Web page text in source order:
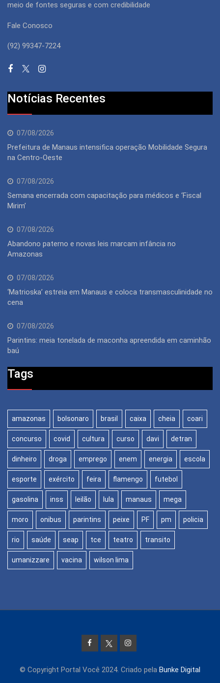
meio de fontes seguras e com credibilidade
Fale Conosco
(92) 99347-7224
Notícias Recentes
07/08/2026
Prefeitura de Manaus intensifica operação Mobilidade Segura
na Centro-Oeste
07/08/2026
Semana encerrada com capacitação para médicos e ‘Fiscal
Mirim’
07/08/2026
Abandono paterno e novas leis marcam infância no
Amazonas
07/08/2026
‘Matrioska’ estreia em Manaus e coloca transmasculinidade no
cena
07/08/2026
Parintins: meia tonelada de maconha apreendida em caminhão
baú
Tags
amazonas bolsonaro brasil caixa cheia coari
concurso covid cultura curso davi detran
dinheiro droga emprego enem energia escola
esporte exército feira flamengo futebol
gasolina inss leilão lula manaus mega
moro onibus parintins peixe PF pm policia
rio saúde seap tce teatro transito
umanizzare vacina wilson lima
© Copyright Portal Você 2024. Criado pela Bunke Digital